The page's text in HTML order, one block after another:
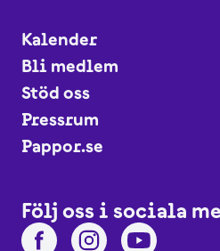
Kalender
Bli medlem
Stöd oss
Pressrum
Pappor.se
Följ oss i sociala